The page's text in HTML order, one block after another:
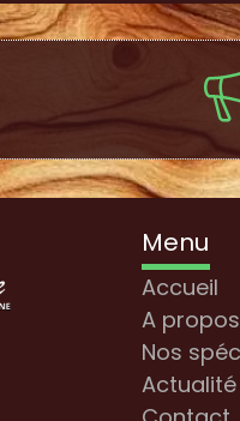
Menu
Accueil
A propos
Nos
Actualité